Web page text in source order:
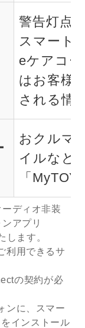
警告灯点
スマート
eケアコ
はお客様
される情
おクルマ
イルなど
「
ディオ非装
アプリ
します。
利用できるサ
の契約が必
ンに、スマー
インストール